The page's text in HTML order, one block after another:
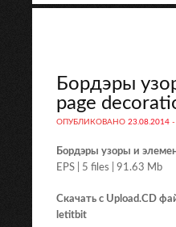
Бордэры
page
ОПУБЛИКОВАНО 23.08.2014 -
Бордэры узоры и
EPS | 5 files | 91.63 Mb
Скачать с Upload.CD
letitbit